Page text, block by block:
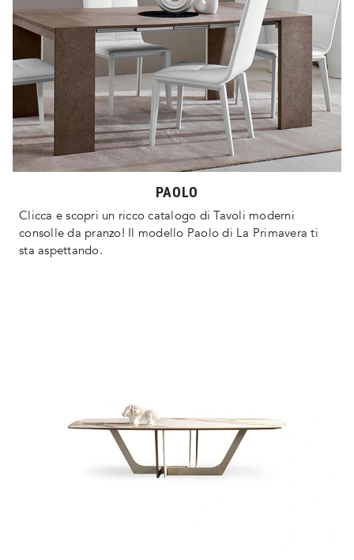
PAOLO
Clicca e scopri un ricco catalogo di Tavoli moderni
consolle da pranzo! Il modello Paolo di La Primavera ti
sta aspettando.